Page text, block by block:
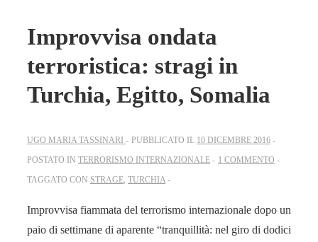
Improvvisa ondata
terroristica: stragi in
Turchia, Egitto, Somalia
UGO MARIA TASSINARI PUBBLICATO IL 10 DICEMBRE 2016
POSTATO IN TERRORISMO INTERNAZIONALE
1 COMMENTO
TAGGATO CON STRAGE TURCHIA
Improvvisa fiammata del terrorismo internazionale dopo un
paio di settimane di aparente “tranquillità: nel giro di dodici